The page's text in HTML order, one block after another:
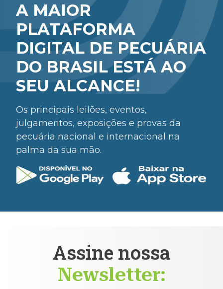
A MAIOR
PLATAFORMA
DIGITAL DE PECUÁRIA
DO BRASIL ESTÁ AO
SEU ALCANCE!
Os principais leilões, eventos,
julgamentos, exposições e provas da
pecuária nacional e internacional na
palma da sua mão.
Assine nossa
Newsletter: